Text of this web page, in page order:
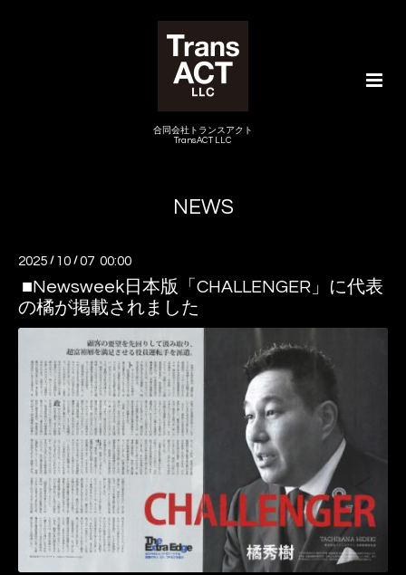
合同会社トランスアクト
TransACT LLC
NEWS
2025 / 10 /07 00:00
■Newsweek日本版「CHALLENGER」に代表
の橘が掲載されました